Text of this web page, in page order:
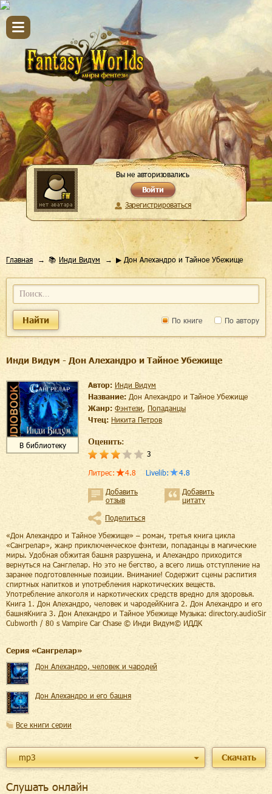
Вы не авторизовались
Войти
Зарегистрироваться
Главная 📚 Инди Видум ▶ Дон Алехандро и Тайное Убежище
По книге По автору
Найти
Инди Видум - Дон Алехандро и Тайное Убежище
В библиотеку
Автор: Инди Видум
Название: Дон Алехандро и Тайное Убежище
Жанр:
фэнтези,
попаданцы
Чтец:
Никита Петров
Оценить:
3
Литрес: 4.8 Livelib: 4.8
Добавить
отзыв
Добавить
цитату
Поделиться
«Дон Алехандро и Тайное Убежище» – роман, третья книга цикла
«Сангрелар», жанр приключенческое фэнтези, попаданцы в магические
миры. Удобная обжитая башня разрушена, и Алехандро приходится
вернуться на Санглелар. Но это не бегство, а всего лишь отступление на
заранее подготовленные позиции. Внимание! Содержит сцены распития
спиртных напитков и употребления наркотических веществ.
Употребление алкоголя и наркотических средств вредно для здоровья.
Книга 1. Дон Алехандро, человек и чародейКнига 2. Дон Алехандро и его
башняКнига 3. Дон Алехандро и Тайное Убежище Музыка: directory.audioSir
Cubworth / 80 s Vampire Car Chase © Инди Видум© ИДДК
Cерия «Сангрелар»
Дон Алехандро, человек и чародей
Дон Алехандро и его башня
Все книги серии
mp3 Скачать
Слушать онлайн